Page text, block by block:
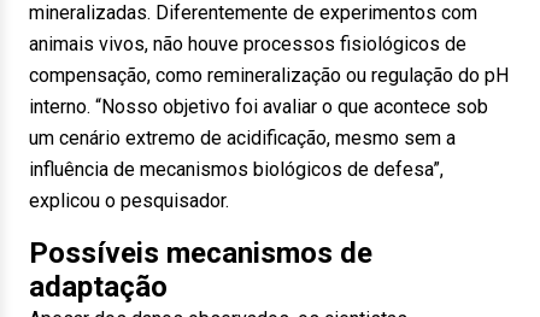
mineralizadas. Diferentemente de experimentos com
animais vivos, não houve processos fisiológicos de
compensação, como remineralização ou regulação do pH
interno. “Nosso objetivo foi avaliar o que acontece sob
um cenário extremo de acidificação, mesmo sem a
influência de mecanismos biológicos de defesa”,
explicou o pesquisador.
Possíveis mecanismos de
adaptação